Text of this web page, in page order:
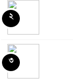
৬
৭
২
৩